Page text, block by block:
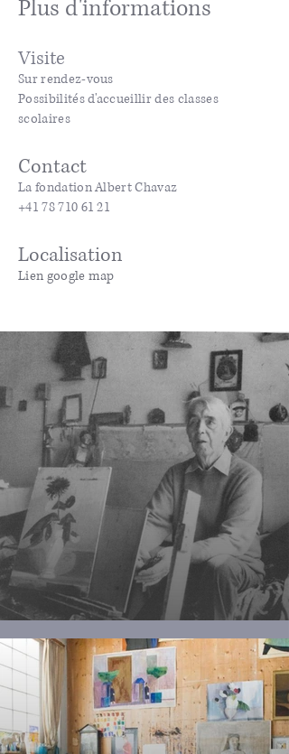
Plus d'informations
Visite
Sur rendez-vous
Possibilités d'accueillir des classes
scolaires
Contact
La fondation Albert Chavaz
+41 78 710 61 21
Localisation
Lien google map